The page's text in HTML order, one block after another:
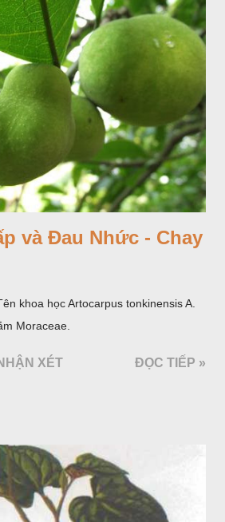
và Đau Nhức - Chay
khoa học Artocarpus tonkinensis A.
Moraceae.
XÉT ĐỌC TIẾP »